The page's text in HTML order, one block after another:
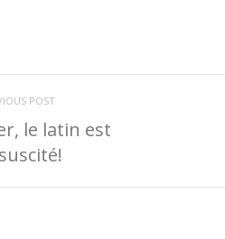
POST
le latin est